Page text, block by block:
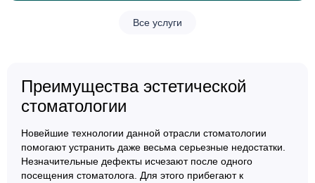
Все услуги
Преимущества эстетической
стоматологии
Новейшие технологии данной отрасли стоматологии
помогают устранить даже весьма серьезные недостатки.
Незначительные дефекты исчезают после одного
посещения стоматолога. Для этого прибегают к